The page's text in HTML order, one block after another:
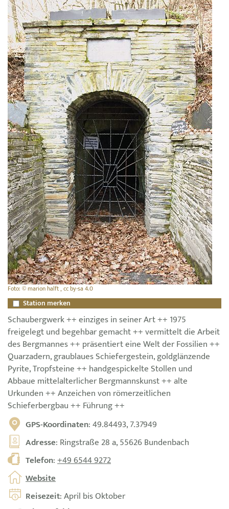
Foto: © marion halft , cc by-sa 4.0
Station merken
Schaubergwerk ++ einziges in seiner Art ++ 1975
freigelegt und begehbar gemacht ++ vermittelt die Arbeit
des Bergmannes ++ präsentiert eine Welt der Fossilien ++
Quarzadern, graublaues Schiefergestein, goldglänzende
Pyrite, Tropfsteine ++ handgespickelte Stollen und
Abbaue mittelalterlicher Bergmannskunst ++ alte
Urkunden ++ Anzeichen von römerzeitlichen
Schieferbergbau ++ Führung ++
GPS-Koordinaten: 49.84493, 7.37949
Adresse: Ringstraße 28 a, 55626 Bundenbach
Telefon:+49 6544 9272
Website
Reisezeit: April bis Oktober